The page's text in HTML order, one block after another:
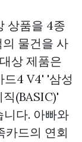
상품을 4종
물건을 사
상 제품은
4 V4' '삼성
(BASIC)'
다. 아빠와
카드의 연회